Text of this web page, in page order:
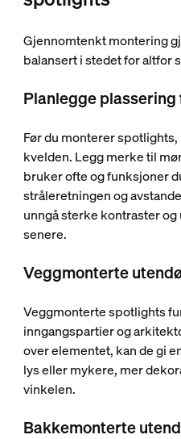
Gjennomtenkt montering
balansert i stedet for altfor
Planlegge plassering
Før du monterer
kvelden. Legg merke til
bruker ofte og funksjoner
stråleretningen og
unngå sterke kontraster
senere.
Veggmonterte
Veggmonterte spotlights
inngangspartier og
over elementet, kan de gi
lys eller mykere, mer
vinkelen.
Bakkemonterte